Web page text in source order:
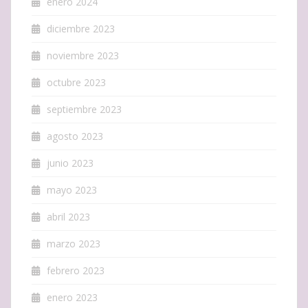
diciembre 2023
noviembre 2023
octubre 2023
septiembre 2023
agosto 2023
junio 2023
mayo 2023
abril 2023
marzo 2023
febrero 2023
enero 2023